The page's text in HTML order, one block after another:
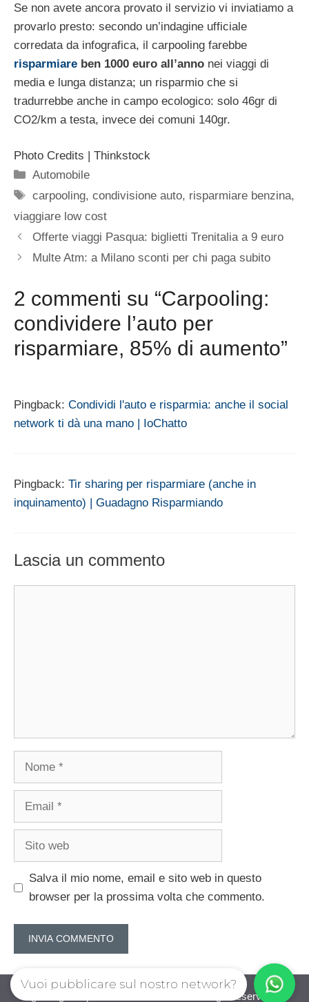
Se non avete ancora provato il servizio vi inviatiamo a
provarlo presto: secondo un’indagine ufficiale
corredata da infografica, il carpooling farebbe
risparmiare ben 1000 euro all’anno nei viaggi di
media e lunga distanza; un risparmio che si
tradurrebbe anche in campo ecologico: solo 46gr di
CO2/km a testa, invece dei comuni 140gr.
Photo Credits | Thinkstock
Categorie
Automobile
Tag
carpooling,condivisione auto, risparmiare benzina,
viaggiare low cost
Offerte viaggi Pasqua: biglietti Trenitalia a 9 euro
Multe Atm: a Milano sconti per chi paga subito
2 commenti su “Carpooling:
condividere l’auto per
risparmiare, 85% di aumento”
Pingback: Condividi l'auto e risparmia: anche il social
network ti dà una mano | IoChatto
Pingback: Tir sharing per risparmiare (anche in
inquinamento) | Guadagno Risparmiando
Lascia un commento
Nome
Email
Sito
Salva il mio nome, email e sito web in questo
browser per la prossima volta che commento.
guadagnorisparmiando.com © 2026. All right reserverd.
Vuoi pubblicare sul nostro network?